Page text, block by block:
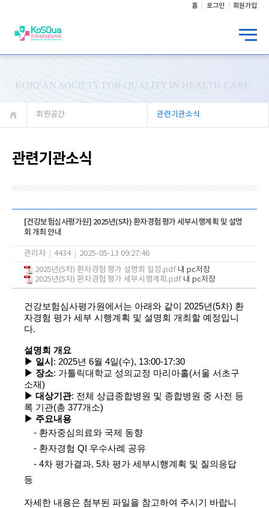
홈 로그인 회원가입
KOREAN SOCIETY FOR QUALITY IN HEALTH CARE
회원공간 관련기관소식
관련기관소식
[건강보험심사평가원] 2025년(5차) 환자경험 평가 세부시행계획 및 설명
회 개최 안내
관리자 4434
2025-05-13 09:27:46
2025년(5차) 환자경험 평가 설명회 일정.pdf 내 pc저장
2025년(5차) 환자경험 평가 세부시행계획.pdf 내 pc저장
건강보험심사평가원에서는 아래와 같이 2025년(5차) 환
자경험 평가 세부 시행계획 및 설명회 개최할 예정입니
다.
설명회 개요
▶ ​일시 : 2025년 6월 4일(수), 13:00-17:30
▶ 장소: 가톨릭대학교 성의교정 마리아홀(서울 서초구
소재)
▶ 대상기관: 전체 상급종합병원 및 종합병원 중 사전 등
록 기관(총 377개소)
▶ 주요내용
- 환자중심의료와 국제 동향
- 환자경험 QI 우수사례 공유
- 4차 평가결과, 5차 평가 세부시행계획 및 질의응답
등
자세한 내용은 첨부된 파일을 참고하여 주시기 바랍니